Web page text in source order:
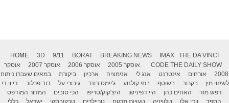
HOME 3D 9/11 BORAT BREAKING NEWS IMAX
THE DA VINCI
CODE THE DAILY SHOW אוסקר 2005 אוסקר 2006 אוסקר 2007
אוסקר
2008
אורחים אינטרנט אנג לי אנימציה ארכיון ביקורת
במאים שעברו ניתוח
לשינוי מין
בקרוב בשוטף בתי קולנוע ג'יימס בונד גיבורי על דוד פרלוב
די.וי.די
דפש מוד
האחים כהן היי דפינישן היצ'קוק/טריפו הכי טובים
המדור המודפס